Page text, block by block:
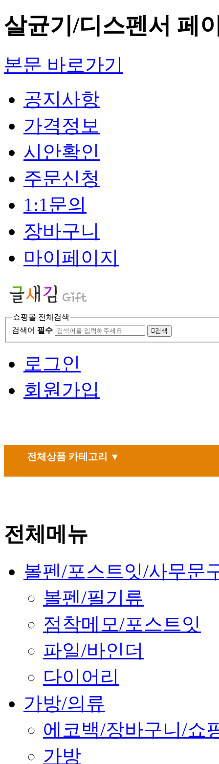
살균기/디스펜서 페
본문 바로가기
공지사항
가격정보
시안확인
주문신청
1:1문의
장바구니
마이페이지
쇼핑몰 전체검색
검색어 필수 검색
로그인
회원가입
전체상품 카테고리 ▼
전체메뉴
볼펜/포스트잇/사무문
볼펜/필기류
점착메모/포스트잇
파일/바인더
다이어리
가방/의류
에코백/장바구니/쇼
가방